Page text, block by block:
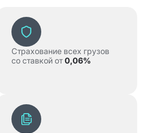
Страхование всех грузов
со ставкой от0,06%